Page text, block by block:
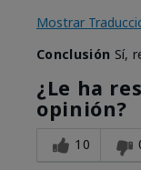
Mostrar
Conclusión Sí,
¿Le ha
opinión?
10